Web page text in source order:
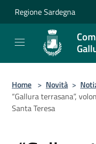
Regione Sardegna
Home > Novità >
“Gallura terrasana”,
Santa Teresa